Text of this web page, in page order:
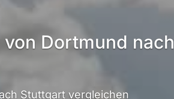
Dortmund nach
Stuttgart vergleichen